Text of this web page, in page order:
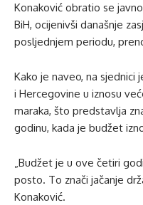
Konaković obratio se
BiH, ocijenivši današnje
posljednjem periodu,
Kako je naveo, na sjednici
i Hercegovine u iznosu
maraka, što predstavlja
godinu, kada je budžet
„Budžet je u ove četiri
posto. To znači jačanje
Konaković.